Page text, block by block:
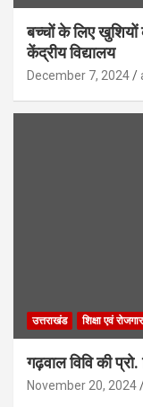
बच्चों के लिए खुशियों
केंद्रीय विद्यालय
December 7, 2024
उत्तराखंड शिक्षा एवं रोजगार
गढ़वाल विवि की
November 20, 2024